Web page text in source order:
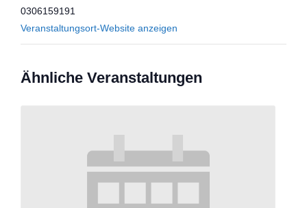
0306159191
Veranstaltungsort-Website anzeigen
Ähnliche Veranstaltungen